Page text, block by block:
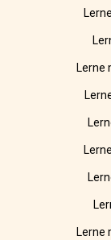
Lerne
Lerne